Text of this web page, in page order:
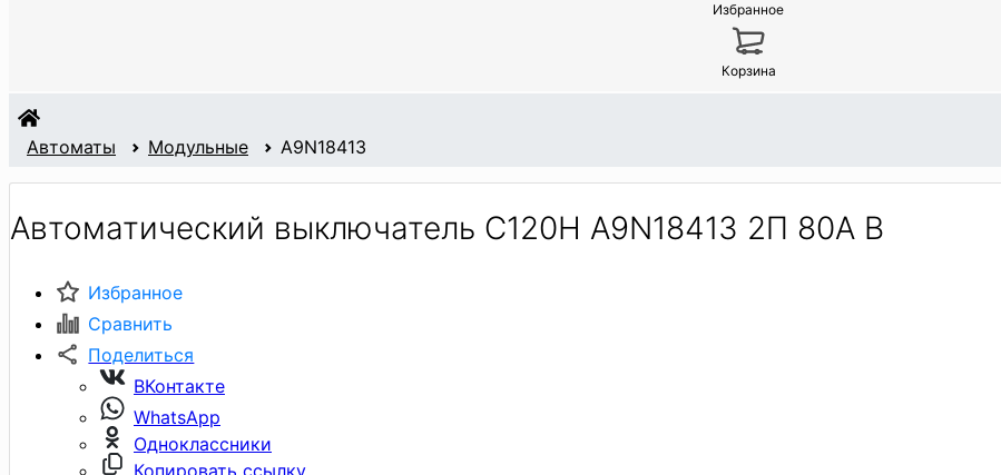
Избранное
Корзина
Автоматы Модульные A9N18413
Автоматический выключатель C120H A9N18413 2П 80A B
Избранное
Сравнить
Поделиться
ВКонтакте
WhatsApp
Одноклассники
Копировать ссылку